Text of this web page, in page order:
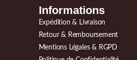
Informations
Expédition & Livraison
Retour & Remboursement
Mentions Légales & RGPD